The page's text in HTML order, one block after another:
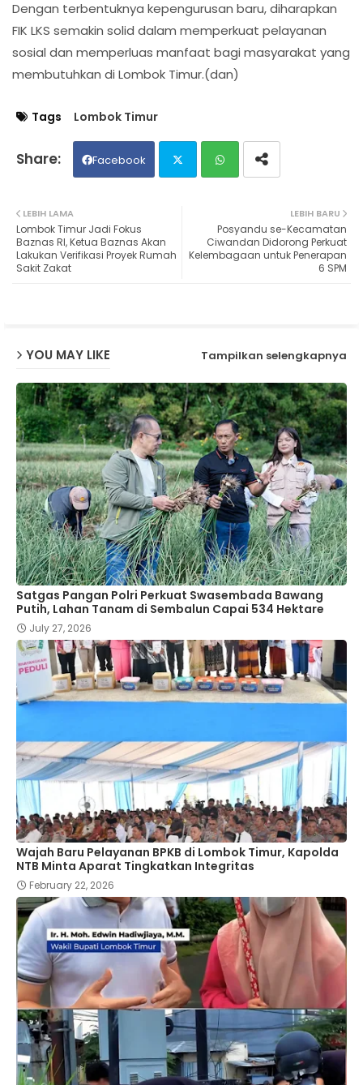
Dengan terbentuknya kepengurusan baru, diharapkan
FIK LKS semakin solid dalam memperkuat pelayanan
sosial dan memperluas manfaat bagi masyarakat yang
membutuhkan di Lombok Timur.(dan)
Tags Lombok Timur
Facebook
ats
LEBIH BARU
Posyandu se-Kecamatan
Ciwandan Didorong Perkuat
Kelembagaan untuk Penerapan
6 SPM
LEBIH LAMA
Lombok Timur Jadi Fokus
Baznas RI, Ketua Baznas Akan
Lakukan Verifikasi Proyek Rumah
Sakit Zakat
YOU MAY LIKE Tampilkan selengkapnya
Satgas Pangan Polri Perkuat Swasembada Bawang
Putih, Lahan Tanam di Sembalun Capai 534 Hektare
July 27, 2026
Wajah Baru Pelayanan BPKB di Lombok Timur, Kapolda
NTB Minta Aparat Tingkatkan Integritas
February 22, 2026